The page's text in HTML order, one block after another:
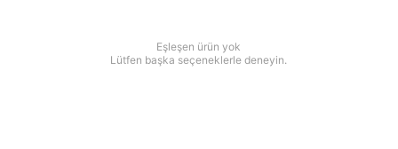
Eşleşen ürün yok
Lütfen başka seçeneklerle deneyin.